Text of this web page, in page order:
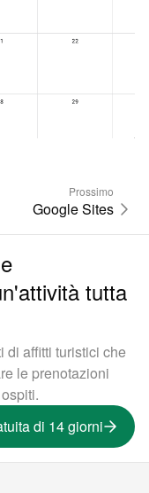
Prossimo
Google Sites
tutta
di affitti turistici che
le prenotazioni
di 14 giorni